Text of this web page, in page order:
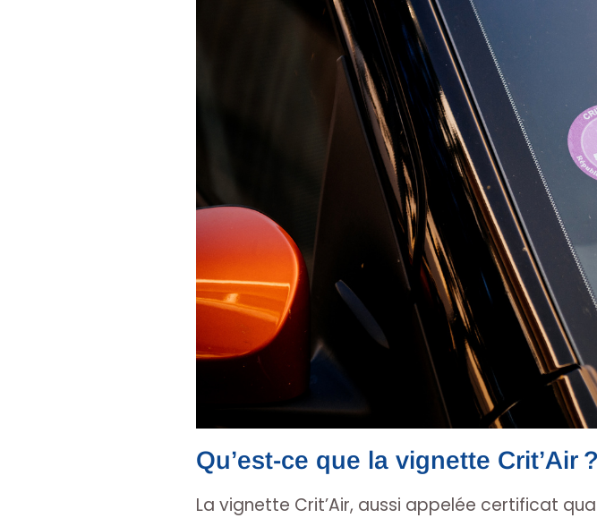
Qu’est-ce que la vignette Crit’Air ?
La vignette Crit’Air, aussi appelée certificat